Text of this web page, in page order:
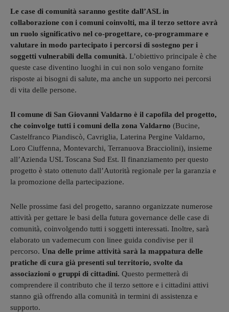
Le case di comunità saranno gestite dall’ASL in
collaborazione con i comuni coinvolti, ma il terzo settore avrà
un ruolo significativo nel co-progettare, co-programmare e
valutare in modo partecipato i percorsi di sostegno per i
soggetti vulnerabili della comunità. L’obiettivo principale è che
queste case diventino luoghi in cui non solo vengano fornite
risposte ai bisogni di salute, ma anche un supporto nei percorsi
di vita delle persone.
Il comune di San Giovanni Valdarno è il capofila del progetto,
che coinvolge tutti i comuni della zona Valdarno (Bucine,
Castelfranco Piandiscò, Cavriglia, Laterina Pergine Valdarno,
Loro Ciuffenna, Montevarchi, Terranuova Bracciolini), insieme
all’Azienda USL Toscana Sud Est. Il finanziamento per questo
progetto è stato ottenuto dall’Autorità regionale per la garanzia e
la promozione della partecipazione.
Nelle prossime fasi del progetto, saranno organizzate numerose
attività per gettare le basi della futura governance delle case di
comunità, coinvolgendo tutti i soggetti interessati. Inoltre, sarà
elaborato un vademecum con linee guida condivise per il
percorso. Una delle prime attività sarà la mappatura delle
pratiche di cura già presenti sul territorio, svolte da
associazioni o gruppi di cittadini. Questo permetterà di
comprendere il contributo che il terzo settore e i cittadini attivi
stanno già offrendo alla comunità in termini di assistenza e
supporto.